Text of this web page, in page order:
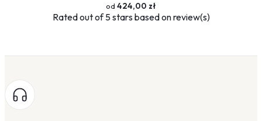
424,00 zł
Ratedout of 5 stars based onreview(s)